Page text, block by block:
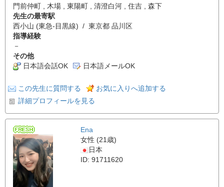
門前仲町 , 木場 , 東陽町 , 清澄白河 , 住吉 , 森下
先生の最寄駅
西小山 (東急-目黒線) / 東京都 品川区
指導経験
－
その他
日本語会話OK
日本語メールOK
この先生に質問する
お気に入りへ追加する
詳細プロフィールを見る
Ena
女性 (21歳)
日本
ID: 91711620